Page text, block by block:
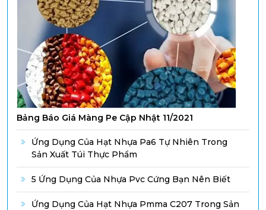
Bảng Báo Giá Màng Pe Cập Nhật 11/2021
Ứng Dụng Của Hạt Nhựa Pa6 Tự Nhiên Trong
Sản Xuất Túi Thực Phẩm
5 Ứng Dụng Của Nhựa Pvc Cứng Bạn Nên Biết
Ứng Dụng Của Hạt Nhựa Pmma C207 Trong Sản